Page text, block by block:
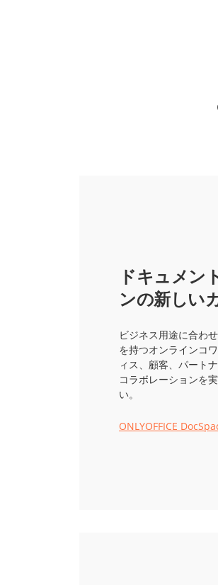
ドキュメン
ンの新しい
ビジネス用途に合わ
を持つオンラインコ
ィス、顧客、パート
コラボレーションを
い。
ONLYOFFICE